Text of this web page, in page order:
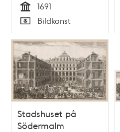
Tid
1691
Typ
Bildkonst
Stadshuset på
Södermalm